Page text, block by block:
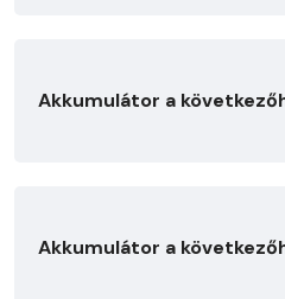
Akkumulátor a
Akkumulátor a